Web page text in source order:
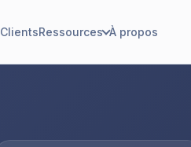
ClientsRessources À propos